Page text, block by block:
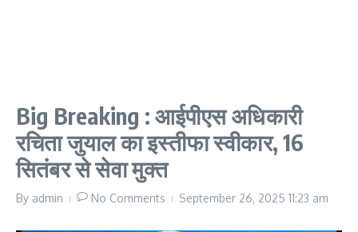
Big Breaking : आईपीएस अधिकारी
रचिता जुयाल का इस्तीफा स्वीकार, 16
सितंबर से सेवा मुक्त
By admin No Comments September 26, 2025 11:23 am